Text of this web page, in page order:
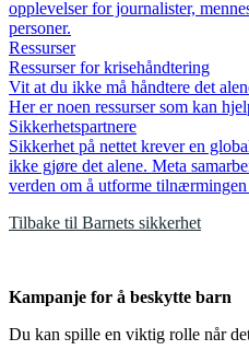
opplevelser for journalister,
personer.
Ressurser
Ressurser for krisehåndtering
Vit at du ikke må håndtere det
Her er noen ressurser som kan
Sikkerhetspartnere
Sikkerhet på nettet krever en
ikke gjøre det alene. Meta
verden om å utforme
Tilbake til Barnets sikkerhet
Kampanje for å beskytte barn
Du kan spille en viktig rolle når